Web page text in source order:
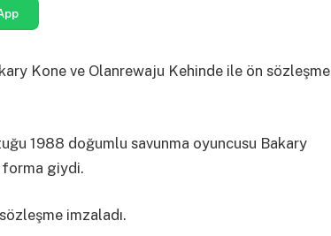
Kone ve Olanrewaju Kehinde ile ön sözleşme
1988 doğumlu savunma oyuncusu Bakary
forma giydi.
imzaladı.